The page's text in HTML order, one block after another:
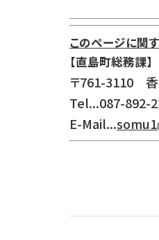
このページに関
【直島町総務課】
〒761-3110
Tel...087-892-
E-Mail...